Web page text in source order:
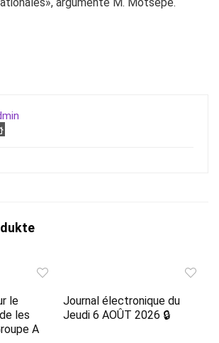
le
les
A
Journal électronique du
Jeudi 6 AOÛT 2026 🔒